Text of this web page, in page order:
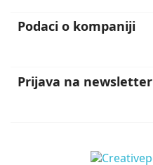
Podaci o kompaniji
Prijava na newsletter